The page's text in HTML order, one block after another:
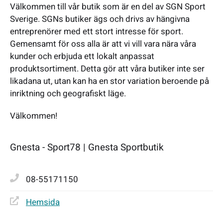
Välkommen till vår butik som är en del av SGN Sport
Sverige. SGNs butiker ägs och drivs av hängivna
entreprenörer med ett stort intresse för sport.
Gemensamt för oss alla är att vi vill vara nära våra
kunder och erbjuda ett lokalt anpassat
produktsortiment. Detta gör att våra butiker inte ser
likadana ut, utan kan ha en stor variation beroende på
inriktning och geografiskt läge.
Välkommen!
Gnesta - Sport78 | Gnesta Sportbutik
08-55171150
Hemsida